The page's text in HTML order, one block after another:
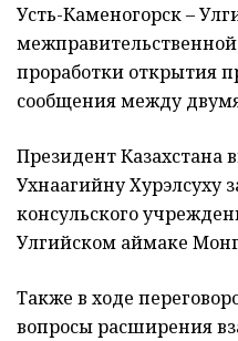
Усть-Каменогорск –
проработки открытия
сообщения между
Президент Казахстана
Ухнаагийну Хурэлсуху
консульского
Улгийском аймаке
Также в ходе
вопросы расширения